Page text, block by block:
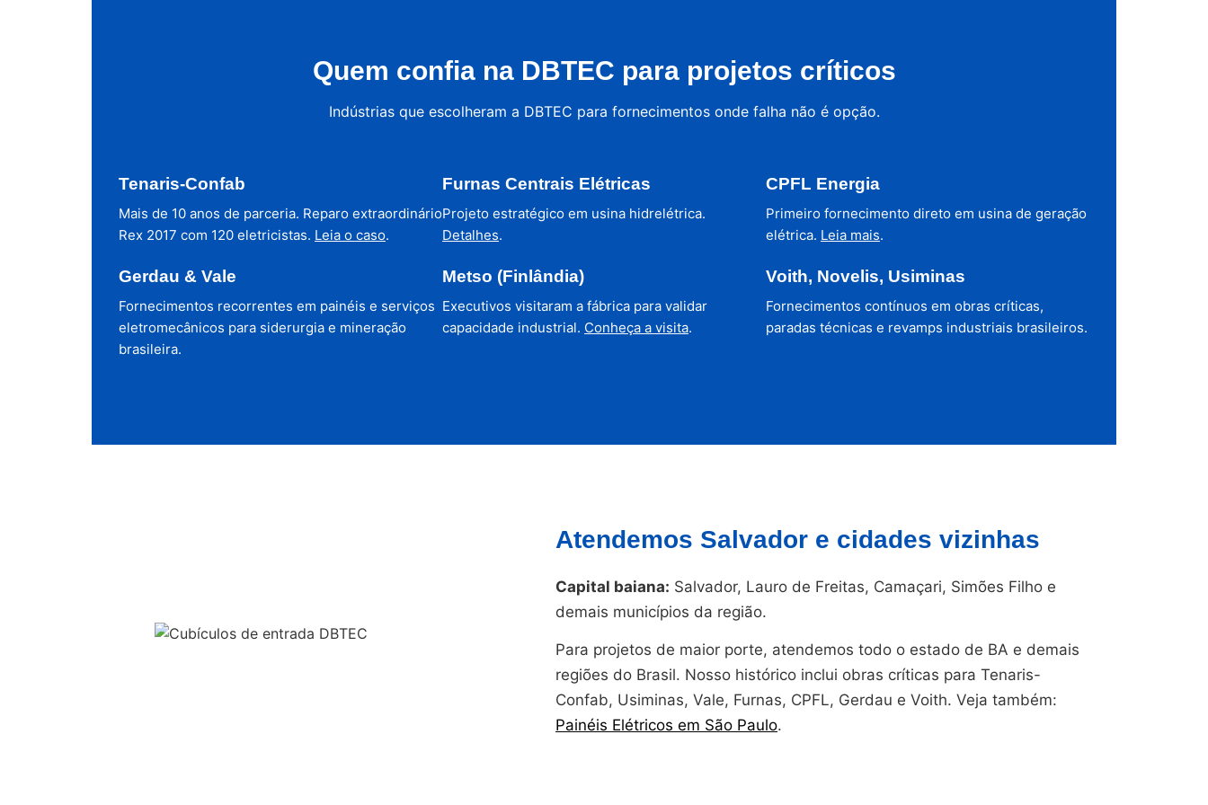
Quem confia na DBTEC para projetos críticos
Indústrias que escolheram a DBTEC para fornecimentos onde falha não é opção.
Tenaris-Confab
Mais de 10 anos de parceria. Reparo extraordinário
Rex 2017 com 120 eletricistas. Leia o caso.
Furnas Centrais Elétricas
Projeto estratégico em usina hidrelétrica.
Detalhes.
CPFL Energia
Primeiro fornecimento direto em usina de geração
elétrica. Leia mais.
Gerdau & Vale
Fornecimentos recorrentes em painéis e serviços
eletromecânicos para siderurgia e mineração
brasileira.
Metso (Finlândia)
Executivos visitaram a fábrica para validar
capacidade industrial. Conheça a visita.
Voith, Novelis, Usiminas
Fornecimentos contínuos em obras críticas,
paradas técnicas e revamps industriais brasileiros.
Atendemos Salvador e cidades vizinhas
Capital baiana: Salvador, Lauro de Freitas, Camaçari, Simões Filho e
demais municípios da região.
Para projetos de maior porte, atendemos todo o estado de BA e demais
regiões do Brasil. Nosso histórico inclui obras críticas para Tenaris-
Confab, Usiminas, Vale, Furnas, CPFL, Gerdau e Voith. Veja também:
Painéis Elétricos em São Paulo.